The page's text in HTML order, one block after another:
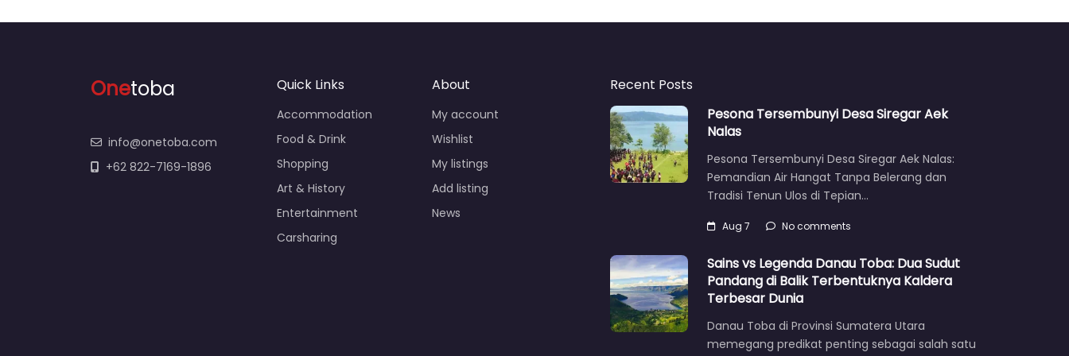
Onetoba
info@onetoba.com
+62 822-7169-1896
Quick Links
Accommodation
Food & Drink
Shopping
Art & History
Entertainment
Carsharing
About
My account
Wishlist
My listings
Add listing
News
Recent Posts
Pesona Tersembunyi Desa Siregar Aek
Nalas
Pesona Tersembunyi Desa Siregar Aek Nalas:
Pemandian Air Hangat Tanpa Belerang dan
Tradisi Tenun Ulos di Tepian…
Aug 7 No comments
Sains vs Legenda Danau Toba: Dua Sudut
Pandang di Balik Terbentuknya Kaldera
Terbesar Dunia
Danau Toba di Provinsi Sumatera Utara
memegang predikat penting sebagai salah satu